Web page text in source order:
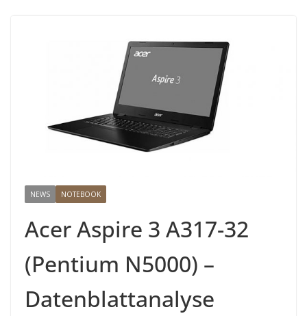
NEWS NOTEBOOK
Acer Aspire 3 A317-32
(Pentium N5000) –
Datenblattanalyse